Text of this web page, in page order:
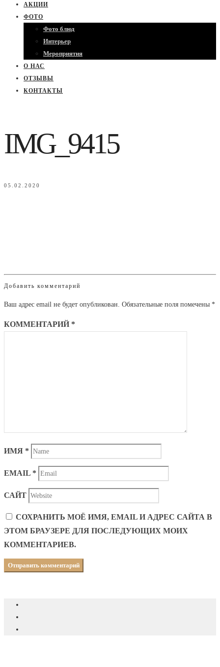
АКЦИИ
ФОТО
Фото блюд
Интерьер
Мероприятия
О НАС
ОТЗЫВЫ
КОНТАКТЫ
IMG_9415
05.02.2020
Добавить комментарий
Ваш адрес email не будет опубликован. Обязательные поля помечены *
КОММЕНТАРИЙ *
ИМЯ *
EMAIL *
САЙТ
СОХРАНИТЬ МОЁ ИМЯ, EMAIL И АДРЕС САЙТА В
ЭТОМ БРАУЗЕРЕ ДЛЯ ПОСЛЕДУЮЩИХ МОИХ
КОММЕНТАРИЕВ.